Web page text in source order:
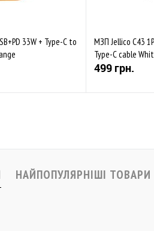
33W + Type-C to
МЗП Jellico C43
Type-C cable
499 грн.
НАЙПОПУЛЯРНІШІ ТОВАРИ